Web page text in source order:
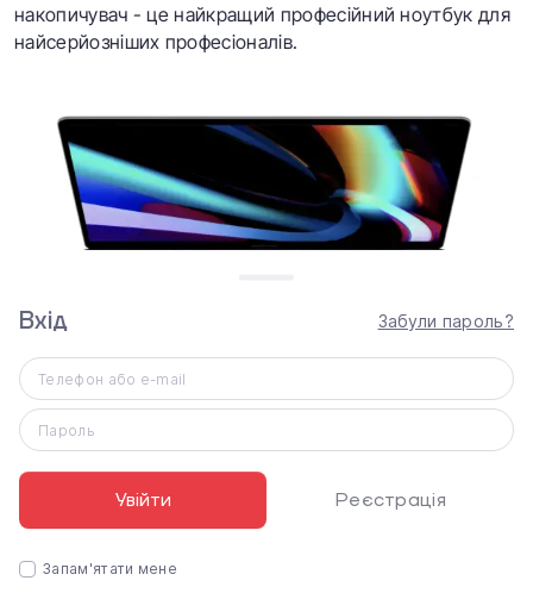
накопичувач - це найкращий професійний ноутбук для
найсерйозніших професіоналів.
Великий і красивий.Як ваші проекти.
Новий MacBook Pro оснащений чудовим 16-дюймовим
дисплеєм Retina - найбільшим для ноутбуків Mac.При
яскравості 500 кд / м² світлі області з чистим білим
кольором відображаються виключно ефектно, а
технологія точного фотовирівнювання молекул рідких
кристалів дисплея дозволяє домогтися максимальної
охопленню P3 будь-яке зображення виглядає
Вхід Забули пароль?
Телефон або e-mail
Пароль
Увійти Реєстрація
Запам'ятати мене